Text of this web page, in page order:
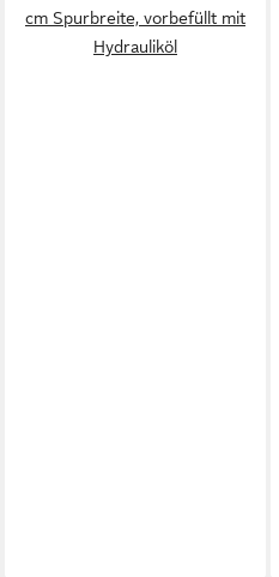
cm Spurbreite, vorbefüllt mit
Hydrauliköl